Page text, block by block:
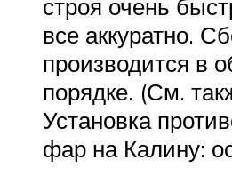
строя очень
все аккуратно.
производится в
порядке. (См.
Установка
фар на Калину: